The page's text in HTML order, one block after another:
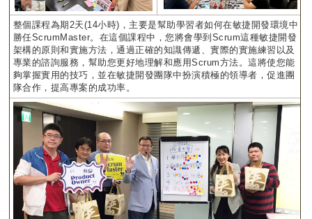
整個課程為期2天(14小時)，主要是幫助學習者如何在敏捷開發環境中
勝任ScrumMaster。在這個課程中，您將會學到Scrum這種敏捷開發
架構的原則和實施方法，通過正確的知識傳遞、實際的實施練習以及
專業的諮詢服務，幫助您更好地理解和應用Scrum方法。這將使您能
夠掌握實用的技巧，並在敏捷開發團隊中扮演積極的領導者，促進團
隊合作，提高專案的成功率。